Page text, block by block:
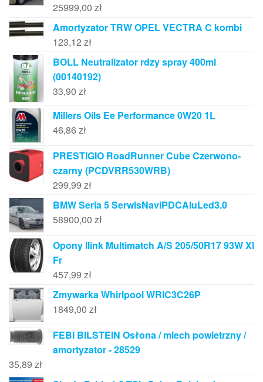
25999,00 zł
Amortyzator TRW OPEL VECTRA C kombi
123,12 zł
BOLL Neutralizator rdzy spray 400ml
(00140192)
33,90 zł
Millers Oils Ee Performance 0W20 1L
46,86 zł
PRESTIGIO RoadRunner Cube Czerwono-
czarny (PCDVRR530WRB)
299,99 zł
BMW Seria 5 SerwisNaviPDCAluLed3.0
58900,00 zł
Opony Ilink Multimatch A/S 205/50R17 93W Xl
Fr
457,99 zł
Zmywarka Whirlpool WRIC3C26P
1849,00 zł
FEBI BILSTEIN Osłona / miech powietrzny /
amortyzator - 28529
35,89 zł